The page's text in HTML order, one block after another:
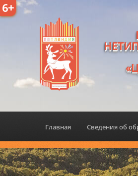
6+
Главная Сведения об